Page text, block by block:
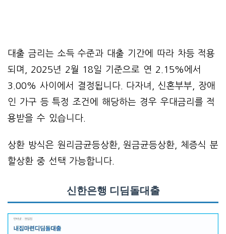
대출 금리는 소득 수준과 대출 기간에 따라 차등 적용
되며, 2025년 2월 18일 기준으로 연 2.15%에서
3.00% 사이에서 결정됩니다. 다자녀, 신혼부부, 장애
인 가구 등 특정 조건에 해당하는 경우 우대금리를 적
용받을 수 있습니다.
상환 방식은 원리금균등상환, 원금균등상환, 체증식 분
할상환 중 선택 가능합니다.
신한은행 디딤돌대출